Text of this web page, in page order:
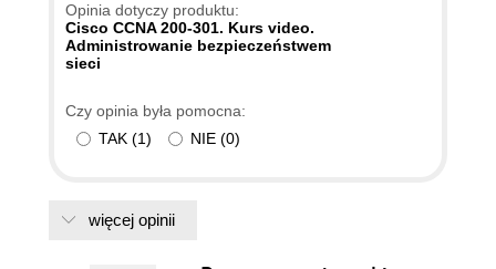
Opinia dotyczy produktu:
Cisco CCNA 200-301. Kurs video.
Administrowanie bezpieczeństwem
sieci
Czy opinia była pomocna:
TAK (1) NIE (0)
więcej opinii